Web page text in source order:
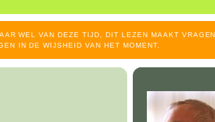
WEL VAN DEZE TIJD, DIT LEZEN MAAKT
IN DE WIJSHEID VAN HET MOMENT.